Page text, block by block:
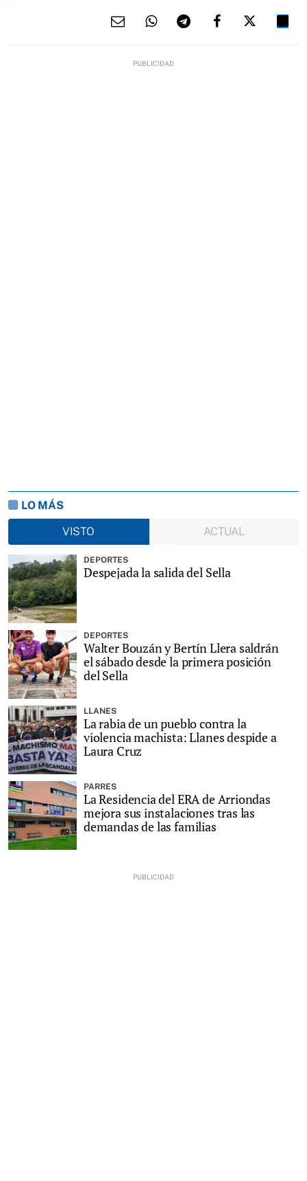
LO MÁS
VISTO
ACTUAL
DEPORTES
Despejada la salida del Sella
DEPORTES
Walter Bouzán y Bertín Llera saldrán
el sábado desde la primera posición
del Sella
LLANES
La rabia de un pueblo contra la
violencia machista: Llanes despide a
Laura Cruz
PARRES
La Residencia del ERA de Arriondas
mejora sus instalaciones tras las
demandas de las familias